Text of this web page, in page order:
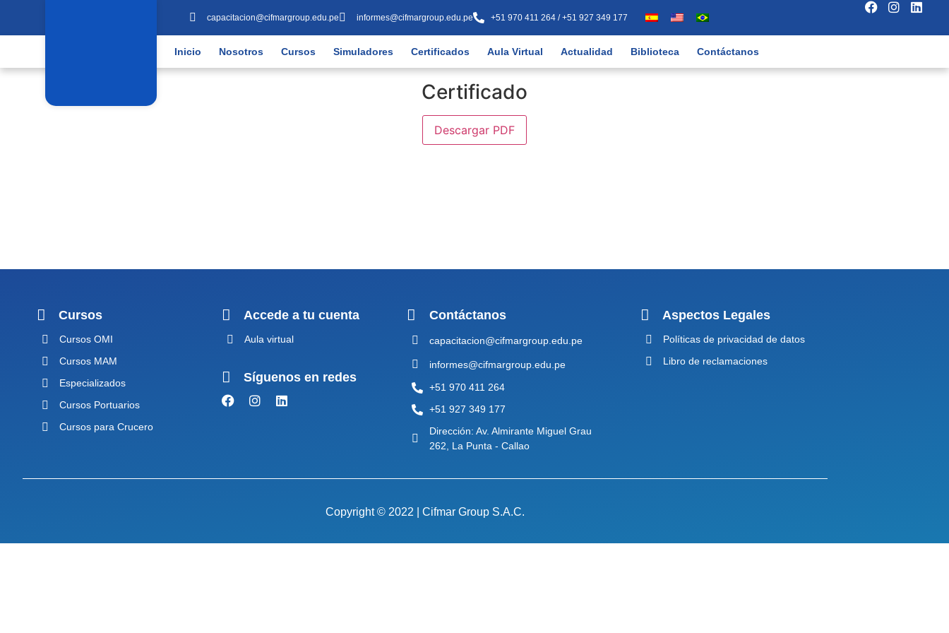
capacitacion@cifmargroup.edu.pe informes@cifmargroup.edu.pe +51 970 411 264 / +51 927 349 177
Inicio Nosotros Cursos Simuladores Certificados Aula Virtual Actualidad Biblioteca Contáctanos
Certificado
Descargar PDF
Cursos
Cursos OMI
Cursos MAM
Especializados
Cursos Portuarios
Cursos para Crucero
Accede a tu cuenta
Aula virtual
Síguenos en redes
Contáctanos
capacitacion@cifmargroup.edu.pe
informes@cifmargroup.edu.pe
+51 970 411 264
+51 927 349 177
Dirección: Av. Almirante Miguel Grau
262, La Punta - Callao
Aspectos Legales
Políticas de privacidad de datos
Libro de reclamaciones
Copyright © 2022 | Cifmar Group S.A.C.